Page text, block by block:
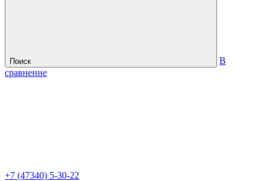
Поиск
В
сравнение
+7 (47340) 5-30-22